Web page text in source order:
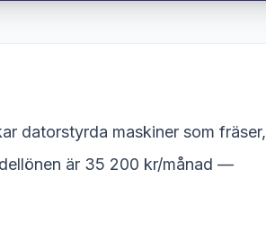
datorstyrda maskiner som fräser,
är 35 200 kr/månad —